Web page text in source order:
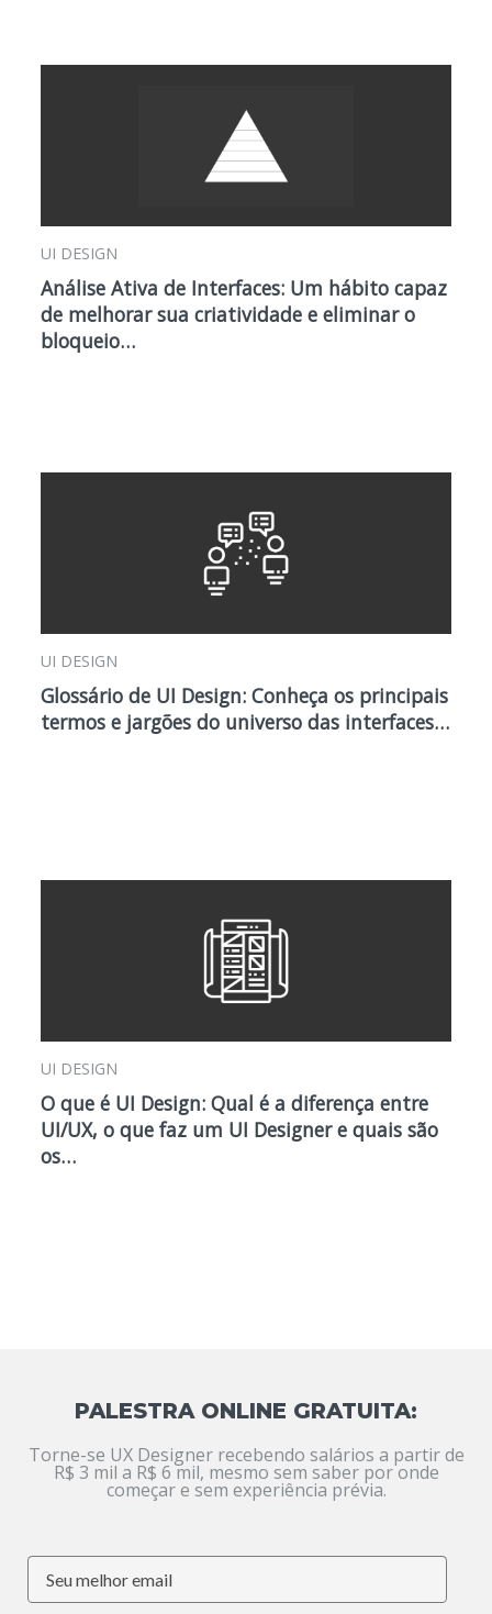
UI DESIGN
Análise Ativa de Interfaces: Um hábito capaz
de melhorar sua criatividade e eliminar o
bloqueio…
UI DESIGN
Glossário de UI Design: Conheça os principais
termos e jargões do universo das interfaces…
UI DESIGN
O que é UI Design: Qual é a diferença entre
UI/UX, o que faz um UI Designer e quais são
os…
PALESTRA ONLINE GRATUITA:
Torne-se UX Designer recebendo salários a partir de
R$ 3 mil a R$ 6 mil, mesmo sem saber por onde
começar e sem experiência prévia.